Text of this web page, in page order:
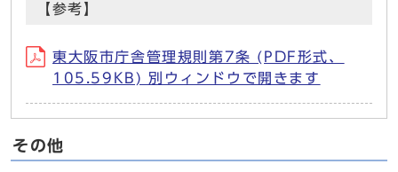
【参考】
東大阪市庁舎管理規則第7条 (PDF形式、
105.59KB) 別ウィンドウで開きます
その他